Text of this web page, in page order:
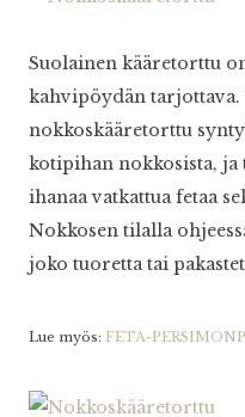
Suolainen kääretorttu
kahvipöydän tarjottava.
nokkoskääretorttu
kotipihan nokkosista, ja
ihanaa vatkattua fetaa
Nokkosen tilalla
joko tuoretta tai
Lue myös: FETA-